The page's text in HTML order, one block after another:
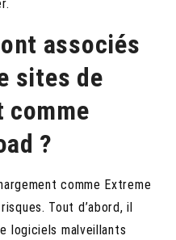
associés
sites de
comme
?
comme Extreme
Tout d’abord, il
logiciels malveillants